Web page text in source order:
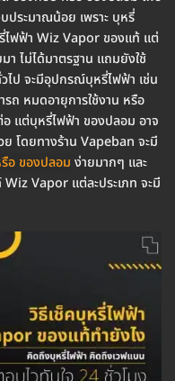
ประมาณน้อย เพราะ บุหรี่
ไฟฟ้า Wiz Vapor ของแท้ แต่
ไม่ได้มาตรฐาน แถมยังใช้
ไป จะมีอุปกรณ์บุหรี่ไฟฟ้า เช่น
ถ หมดอายุการใช้งาน หรือ
อ แต่บุหรี่ไฟฟ้า ของปลอม อาจ
โดยทางร้าน Vapeban จะมี
อ ของปลอม ง่ายมากๆ และ
Vapor แต่ละประเภท จะมี